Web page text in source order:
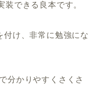
できる良本です。
付け、非常に勉強にな
分かりやすくさくさ